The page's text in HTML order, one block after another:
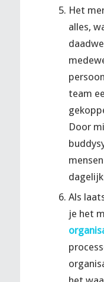
Het
alles,
team
Door
Als
je het